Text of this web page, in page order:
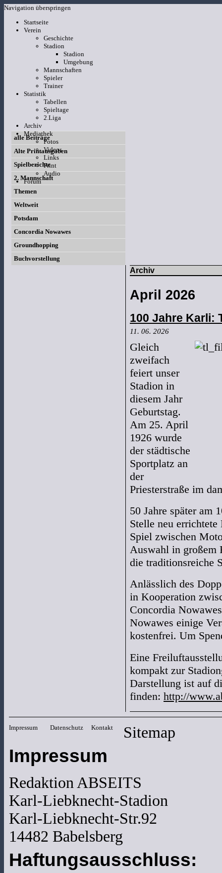
Navigation überspringen
Startseite
Verein
Geschichte
Stadion
Stadion
Umgebung
Mannschaften
Spieler
Trainer
Statistik
Tabellen
Spieltage
2.Liga
Archiv
Mediathek
Fotos
Videos
Links
Print
Audio
Forum
alle Beiträge
Alte Printausgaben
Spielberichte
2. Mannschaft
Themen
Weltweit
Potsdam
Concordia Nowawes
Groundhopping
Buchvorstellung
Archiv
April 2026
100 Jahre Karli:
11. 06. 2026
Gleich
zweifach
feiert unser
Stadion in
diesem Jahr
Geburtstag.
Am 25. April
1926 wurde
der städtische
Sportplatz an
der
Priesterstraße im
50 Jahre später am
Stelle neu
Spiel zwischen
Auswahl in großem
die traditionsreiche
Anlässlich des
in Kooperation
Concordia
Nowawes einige
kostenfrei. Um
Eine
kompakt zur
Darstellung ist auf
finden: http://
Impressum Datenschutz Kontakt Sitemap
Impressum
Redaktion ABSEITS
Karl-Liebknecht-Stadion
Karl-Liebknecht-Str.92
14482 Babelsberg
Haftungsausschluss: